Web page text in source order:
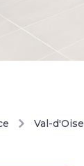
Val-d'Oise